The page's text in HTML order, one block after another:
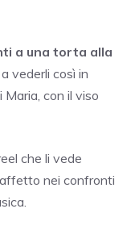
a una torta alla
vederli così in
con il viso
che li vede
nei confronti